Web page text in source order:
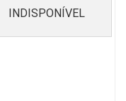
INDISPONÍVEL